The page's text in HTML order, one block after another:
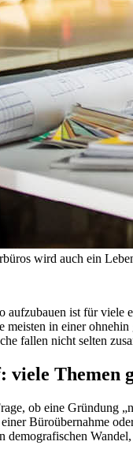
wird auch ein
aufzubauen ist für
meisten in einer
fallen nicht selten
viele Themen
ob eine Gründung
Büroübernahme
demografischen